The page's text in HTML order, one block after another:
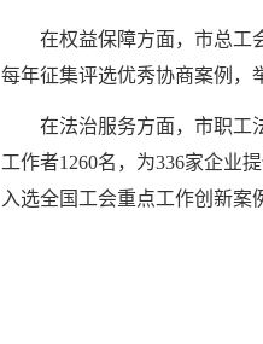
在权益保障方面，市总工
每年征集评选优秀协商案例，
在法治服务方面，市职工
工作者1260名，为336家企业
入选全国工会重点工作创新案